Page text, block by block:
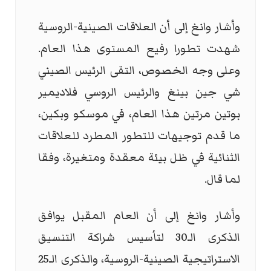
وأشار وانغ إلى أن العلاقات الصينية-الروسية
شهدت تطورا رفيع المستوى هذا العام.
وعلى وجه الخصوص، التقى الرئيس الصيني
شي جين بينغ والرئيس الروسي فلاديمير
بوتين مرتين هذا العام، في موسكو وبكين،
ما قدم توجيهات للتطور المطرد للعلاقات
الثنائية في ظل بيئة معقدة ومتغيرة، وفقا
لما قال.
وأشار وانغ إلى أن العام المقبل يوافق
الذكرى الـ30 لتأسيس شراكة التنسيق
الاستراتيجية الصينية-الروسية، والذكرى الـ25